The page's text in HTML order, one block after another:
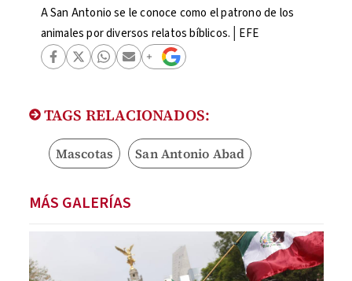
A San Antonio se le conoce como el patrono de los
animales por diversos relatos bíblicos.│EFE
TAGS RELACIONADOS:
Mascotas San Antonio Abad
MÁS GALERÍAS